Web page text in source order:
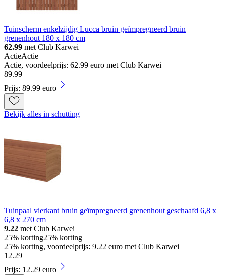
Tuinscherm enkelzijdig Lucca bruin geïmpregneerd bruin
grenenhout 180 x 180 cm
62.99 met Club Karwei
ActieActie
Actie, voordeelprijs: 62.99 euro met Club Karwei
89.99
Prijs: 89.99 euro
Bekijk alles in schutting
Tuinpaal vierkant bruin geïmpregneerd grenenhout geschaafd 6,8 x
6,8 x 270 cm
9.22 met Club Karwei
25% korting25% korting
25% korting, voordeelprijs: 9.22 euro met Club Karwei
12.29
Prijs: 12.29 euro